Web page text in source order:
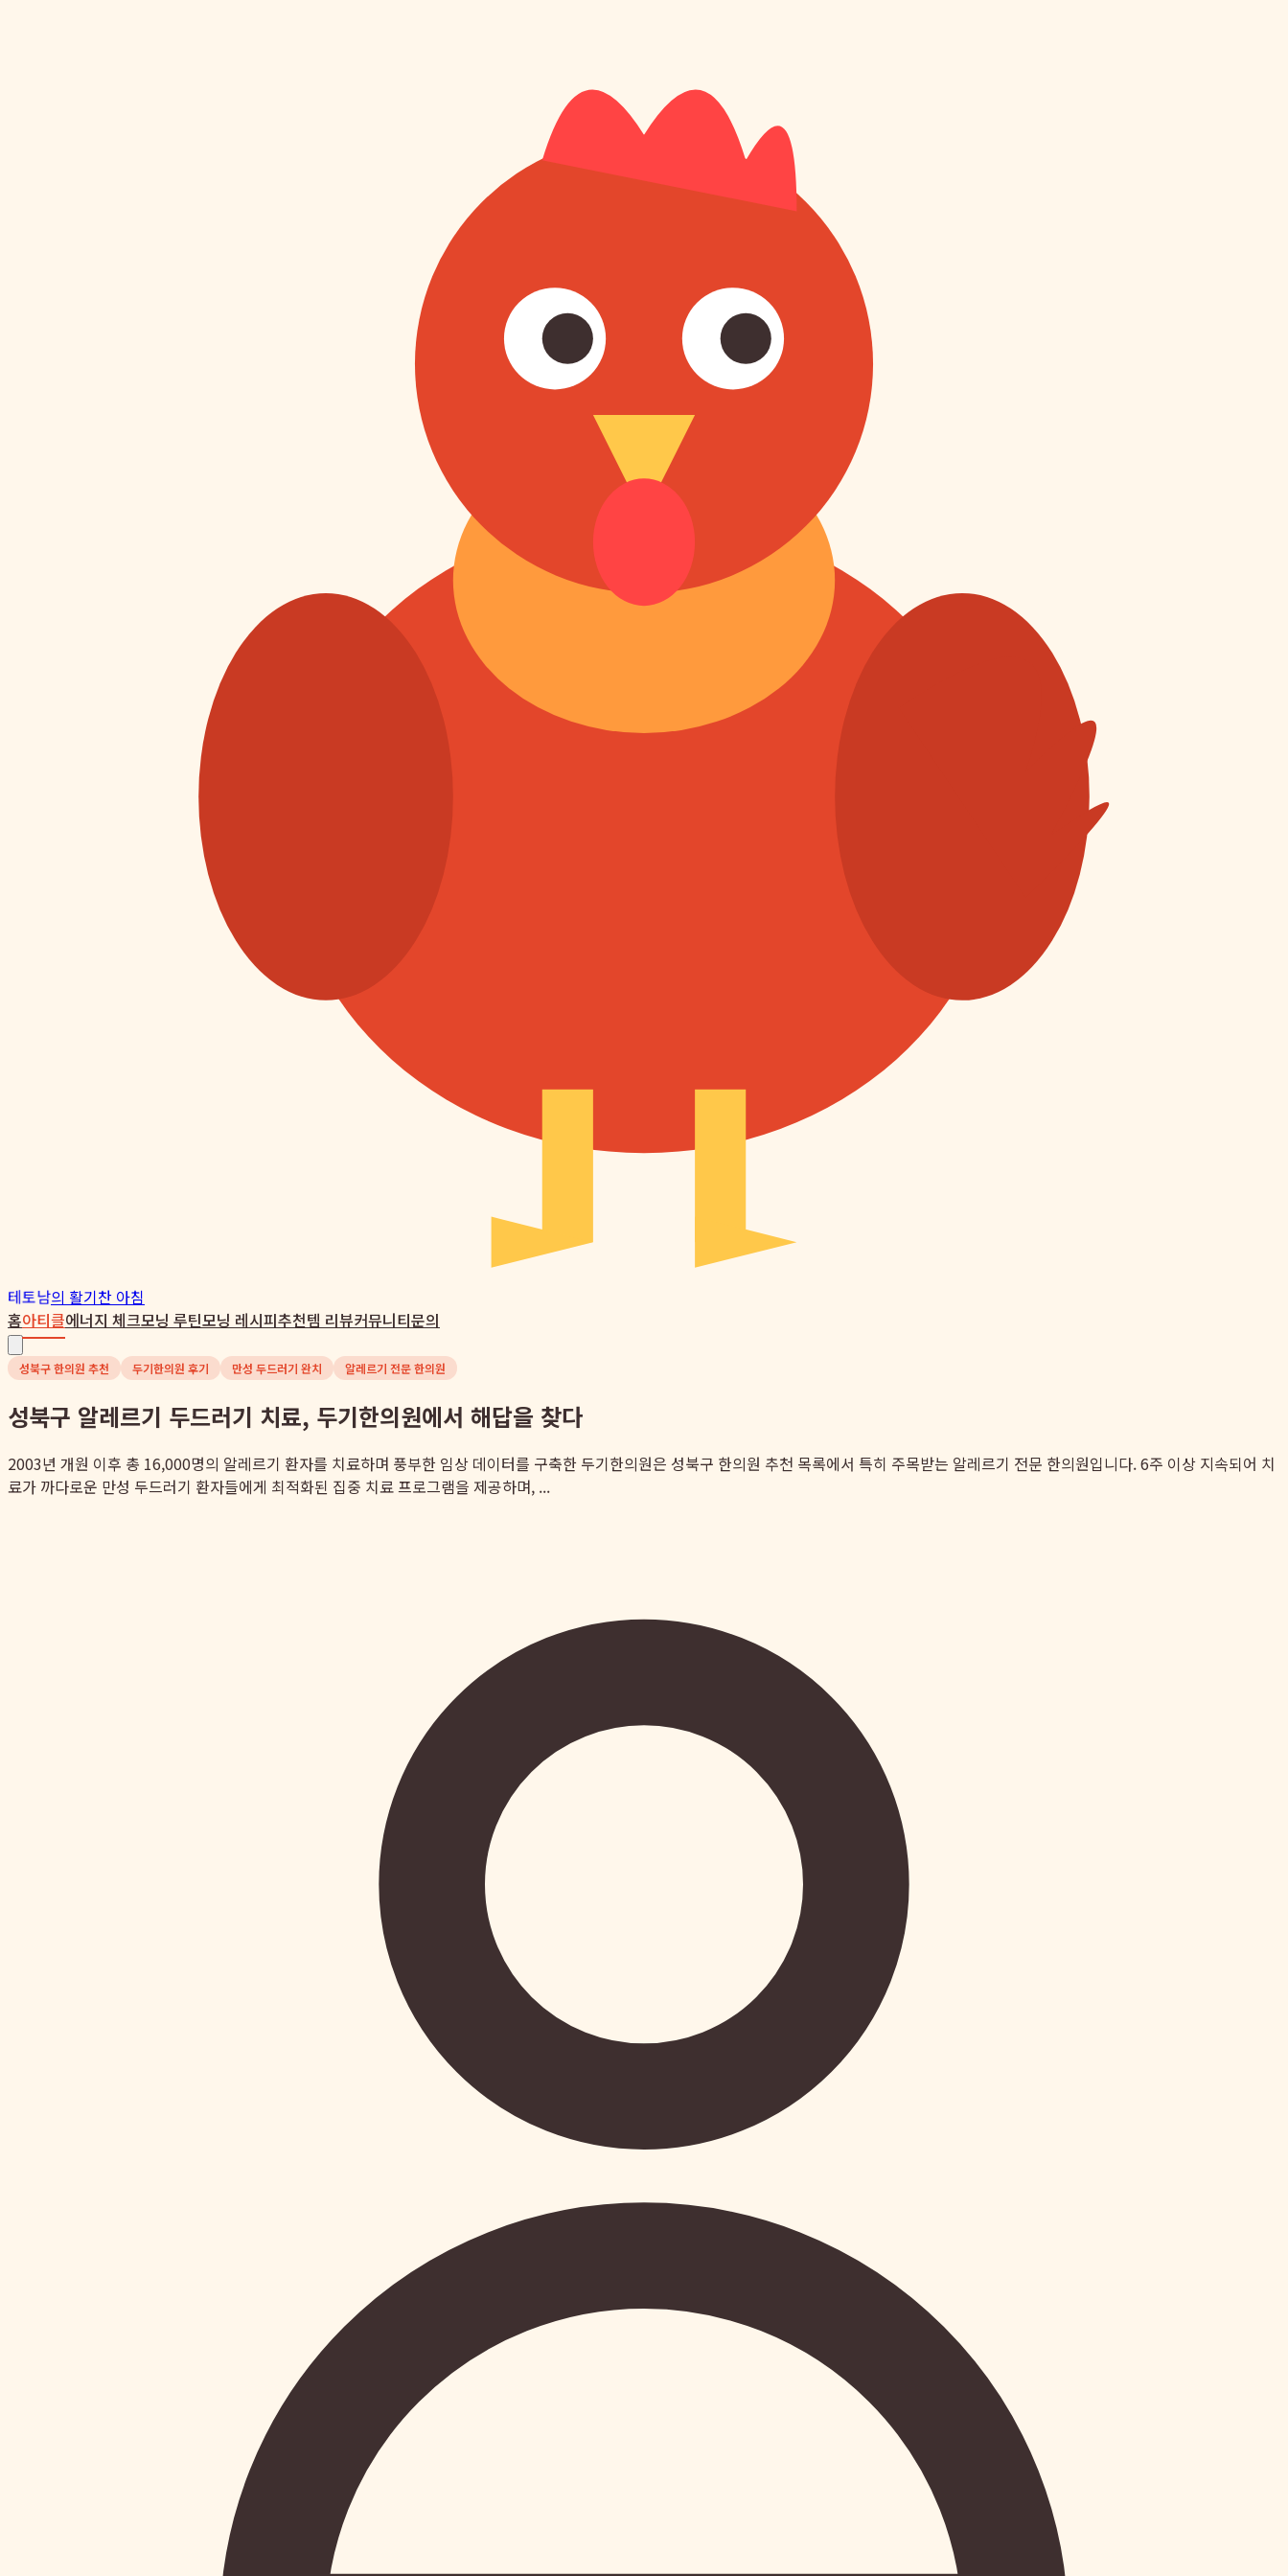
테토남의 활기찬 아침
홈아티클에너지 체크모닝 루틴모닝 레시피추천템 리뷰커뮤니티문의
성북구 한의원 추천 두기한의원 후기 만성 두드러기 완치 알레르기 전문 한의원
성북구 알레르기 두드러기 치료, 두기한의원에서 해답을 찾다
2003년 개원 이후 총 16,000명의 알레르기 환자를 치료하며 풍부한 임상 데이터를 구축한 두기한의원은 성북구 한의원 추천 목록에서 특히 주목받는 알레르기 전문 한의원입니다. 6주 이상 지속되어 치
료가 까다로운 만성 두드러기 환자들에게 최적화된 집중 치료 프로그램을 제공하며, ...